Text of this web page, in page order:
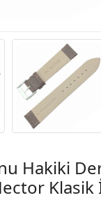
Hakiki
Klasik